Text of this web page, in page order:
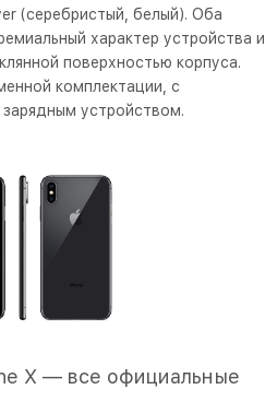
(серебристый, белый). Оба
характер устройства и
поверхностью корпуса.
комплектации, с
зарядным устройством.
X — все официальные